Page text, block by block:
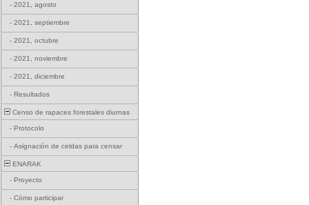
- 2021, agosto
- 2021, septiembre
- 2021, octubre
- 2021, noviembre
- 2021, diciembre
- Resultados
Censo de rapaces forestales diurnas
- Protocolo
- Asignación de celdas para censar
ENARAK
- Proyecto
- Cómo participar